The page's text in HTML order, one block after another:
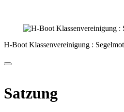
H-Boot Klassenvereinigung :
Satzung